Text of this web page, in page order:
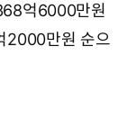
억6000만원
2000만원 순으